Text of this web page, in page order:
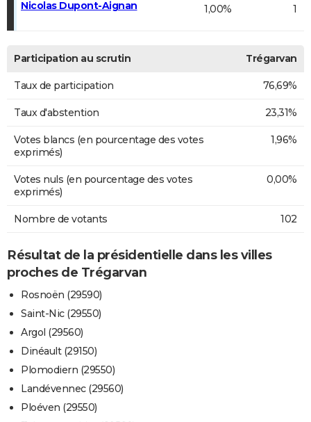
Nicolas Dupont-Aignan 1,00% 1
Participation au scrutin Trégarvan
Taux de participation 76,69%
Taux d'abstention 23,31%
Votes blancs (en pourcentage des votes
exprimés)
1,96%
Votes nuls (en pourcentage des votes
exprimés)
0,00%
Nombre de votants 102
Résultat de la présidentielle dans les villes
proches de Trégarvan
Rosnoën (29590)
Saint-Nic (29550)
Argol (29560)
Dinéault (29150)
Plomodiern (29550)
Landévennec (29560)
Ploéven (29550)